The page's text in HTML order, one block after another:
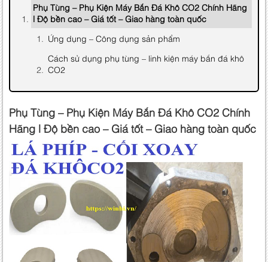
Phụ Tùng – Phụ Kiện Máy Bắn Đá Khô CO2 Chính Hãng
| Độ bền cao – Giá tốt – Giao hàng toàn quốc
Ứng dụng – Công dụng sản phẩm
Cách sử dụng phụ tùng – linh kiện máy bắn đá khô
CO2
Phụ Tùng – Phụ Kiện Máy Bắn Đá Khô CO2 Chính
Hãng | Độ bền cao – Giá tốt – Giao hàng toàn quốc